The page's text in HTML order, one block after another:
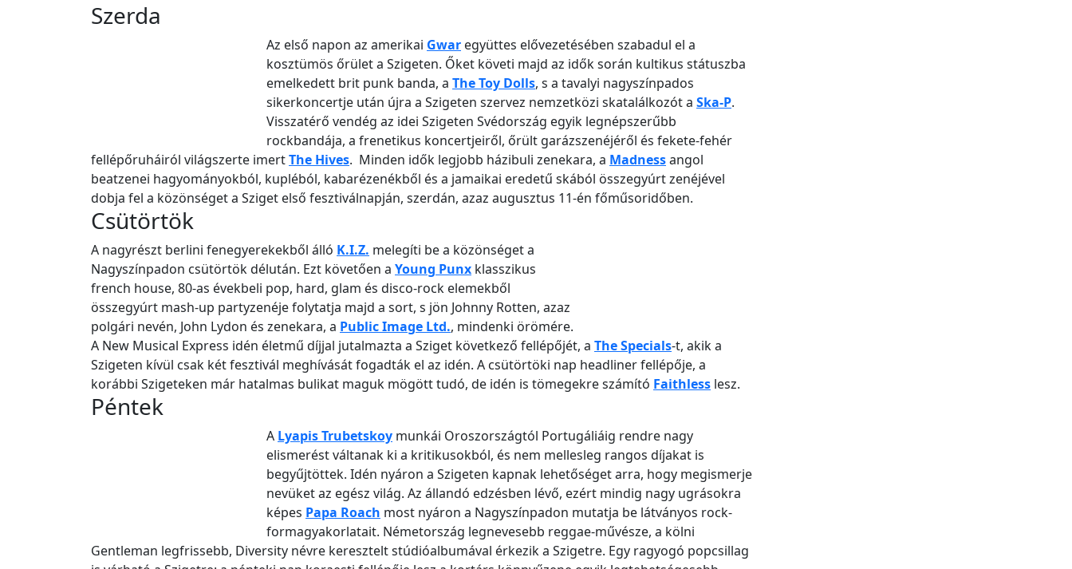
Szerda
Az első napon az amerikai Gwar együttes elővezetésében szabadul el a
kosztümös őrület a Szigeten. Őket követi majd az idők során kultikus státuszba
emelkedett brit punk banda, a The Toy Dolls, s a tavalyi nagyszínpados
sikerkoncertje után újra a Szigeten szervez nemzetközi skatalálkozót a Ska-P.
Visszatérő vendég az idei Szigeten Svédország egyik legnépszerűbb
rockbandája, a frenetikus koncertjeiről, őrült garázszenéjéről és fekete-fehér
fellépőruháiról világszerte imertThe Hives. Minden idők legjobb házibuli zenekara, a Madnessangol
beatzenei hagyományokból, kupléból, kabarézenékből és a jamaikai eredetű skából összegyúrt zenéjével
dobja fel a közönséget a Sziget első fesztiválnapján, szerdán, azaz augusztus 11-én főműsoridőben.
Csütörtök
A nagyrészt berlini fenegyerekekből álló K.I.Z. melegíti be a közönséget a
Nagyszínpadon csütörtök délután. Ezt követően a Young Punx klasszikus
french house, 80-as évekbeli pop, hard, glam és disco-rock elemekből
összegyúrt mash-up partyzenéje folytatja majd a sort, s jön Johnny Rotten, azaz
polgári nevén, John Lydon és zenekara, a Public Image Ltd., mindenki örömére.
A New Musical Express idén életmű díjjal jutalmazta a Sziget következő fellépőjét, a The Specials-t, akik a
Szigeten kívül csak két fesztivál meghívását fogadták el az idén. A csütörtöki nap headliner fellépője, a
korábbi Szigeteken már hatalmas bulikat maguk mögött tudó, de idén is tömegekre számító Faithless lesz.
Péntek
A Lyapis Trubetskoy munkái Oroszországtól Portugáliáig rendre nagy
elismerést váltanak ki a kritikusokból, és nem mellesleg rangos díjakat is
begyűjtöttek. Idén nyáron a Szigeten kapnak lehetőséget arra, hogy megismerje
nevüket az egész világ. Az állandó edzésben lévő, ezért mindig nagy ugrásokra
képes Papa Roach most nyáron a Nagyszínpadon mutatja be látványos rock-
formagyakorlatait. Németország legnevesebb reggae-művésze, a kölni
Gentleman legfrissebb, Diversity névre keresztelt stúdióalbumával érkezik a Szigetre. Egy ragyogó popcsillag